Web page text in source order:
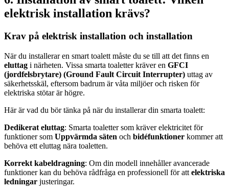
elektrisk installation krävs?
Krav på elektrisk installation och installation
När du installerar en smart toalett måste du se till att det finns en
eluttag i närheten. Vissa smarta toaletter kräver en GFCI
(jordfelsbrytare) (Ground Fault Circuit Interrupter) uttag av
säkerhetsskäl, eftersom badrum är våta miljöer och risken för
elektriska stötar är högre.
Här är vad du bör tänka på när du installerar din smarta toalett:
Dedikerat eluttag: Smarta toaletter som kräver elektricitet för
funktioner som Uppvärmda säten och bidéfunktioner kommer att
behöva ett eluttag nära toaletten.
Korrekt kabeldragning: Om din modell innehåller avancerade
funktioner kan du behöva rådfråga en professionell för att elektriska
ledningar justeringar.